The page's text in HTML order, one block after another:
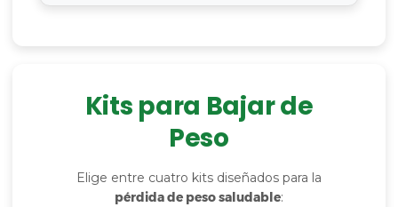
Kits para Bajar de
Peso
Elige entre cuatro kits diseñados para la
pérdida de peso saludable: